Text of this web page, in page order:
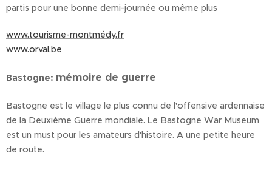
partis pour une bonne demi-journée ou même plus
www.tourisme-montmédy.fr
www.orval.be
Bastogne: mémoire de guerre
Bastogne est le village le plus connu de l'offensive ardennaise
de la Deuxième Guerre mondiale. Le Bastogne War Museum
est un must pour les amateurs d'histoire. A une petite heure
de route.